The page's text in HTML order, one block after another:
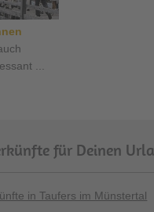
...
für Deinen
in Taufers im Münstertal